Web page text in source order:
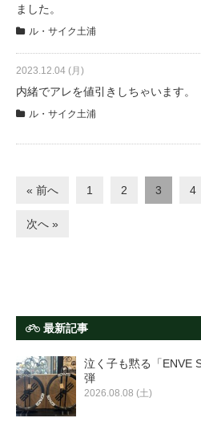
ました。
ル・サイク土浦
2023.12.04 (月)
内緒でアレを値引きしちゃいます。
ル・サイク土浦
« 前へ 1 2 3 4
次へ »
最新記事
泣く子も黙る「ENVE
弾
2026.08.08 (土)